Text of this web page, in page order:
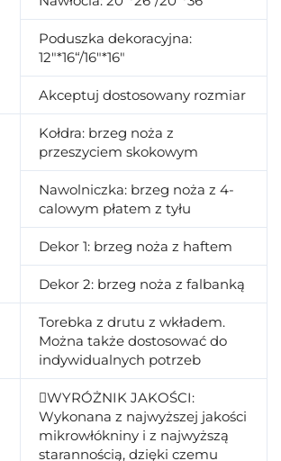
Poduszka dekoracyjna:
12"*16“/16"*16"
Akceptuj dostosowany rozmiar
Kołdra: brzeg noża z
przeszyciem skokowym
Nawolniczka: brzeg noża z 4-
calowym płatem z tyłu
Dekor 1: brzeg noża z haftem
Dekor 2: brzeg noża z falbanką
Torebka z drutu z wkładem.
Można także dostosować do
indywidualnych potrzeb
WYRÓŻNIK JAKOŚCI:
Wykonana z najwyższej jakości
mikrowłókniny i z najwyższą
starannością, dzięki czemu